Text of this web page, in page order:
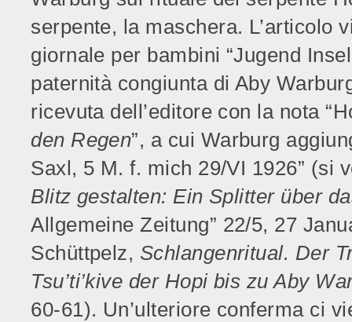
serpente, la maschera. L’articolo
giornale per bambini “Jugend
paternità congiunta di Aby
ricevuta dell’editore con la nota
den Regen”, a cui Warburg
Saxl, 5 M. f. mich 29/VI 1926” (si
Blitz gestalten: Ein Splitter über
Allgemeine Zeitung” 22/5, 27
Schüttpelz, Schlangenritual. Der
Tsu’ti’kive der Hopi bis zu Aby
60-61). Un’ulteriore conferma ci